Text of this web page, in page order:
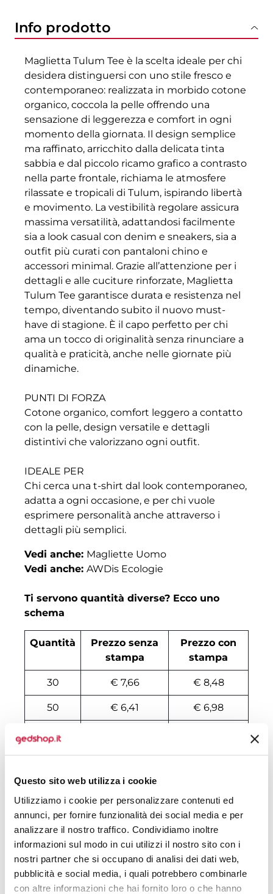
Questo sito web utilizza i cookie
Utilizziamo i cookie per personalizzare contenuti ed
annunci, per fornire funzionalità dei social media e per
analizzare il nostro traffico. Condividiamo inoltre
informazioni sul modo in cui utilizzi il nostro sito con i
nostri partner che si occupano di analisi dei dati web,
pubblicità e social media, i quali potrebbero combinarle
con altre informazioni che hai fornito loro o che hanno
Info prodotto
Maglietta Tulum Tee è la scelta ideale per chi
desidera distinguersi con uno stile fresco e
contemporaneo: realizzata in morbido cotone
organico, coccola la pelle offrendo una
sensazione di leggerezza e comfort in ogni
momento della giornata. Il design semplice
ma raffinato, arricchito dalla delicata tinta
sabbia e dal piccolo ricamo grafico a contrasto
nella parte frontale, richiama le atmosfere
rilassate e tropicali di Tulum, ispirando libertà
e movimento. La vestibilità regolare assicura
massima versatilità, adattandosi facilmente
sia a look casual con denim e sneakers, sia a
outfit più curati con pantaloni chino e
accessori minimal. Grazie all’attenzione per i
dettagli e alle cuciture rinforzate, Maglietta
Tulum Tee garantisce durata e resistenza nel
tempo, diventando subito il nuovo must-
have di stagione. È il capo perfetto per chi
ama un tocco di originalità senza rinunciare a
qualità e praticità, anche nelle giornate più
dinamiche.
PUNTI DI FORZA
Cotone organico, comfort leggero a contatto
con la pelle, design versatile e dettagli
distintivi che valorizzano ogni outfit.
IDEALE PER
Chi cerca una t-shirt dal look contemporaneo,
adatta a ogni occasione, e per chi vuole
esprimere personalità anche attraverso i
dettagli più semplici.
Vedi anche: Magliette Uomo
Vedi anche: AWDis Ecologie
Ti servono quantità diverse? Ecco uno
schema
Quantità
Prezzo senza
stampa
Prezzo con
stampa
30 € 7,66 € 8,48
50 € 6,41 € 6,98
100
200 € 4,47 € 5,38
500 € 4,22
€ 3,78
1500 € 3,74 € 3,93
2000 € 3,62 € 3,83
3000 € 3,56 € 3,78